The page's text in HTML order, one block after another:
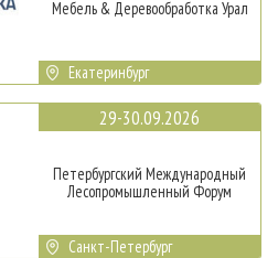
Мебель & Деревообработка Урал
Екатеринбург
29-30.09.2026
Петербургский Международный
Лесопромышленный Форум
Санкт-Петербург